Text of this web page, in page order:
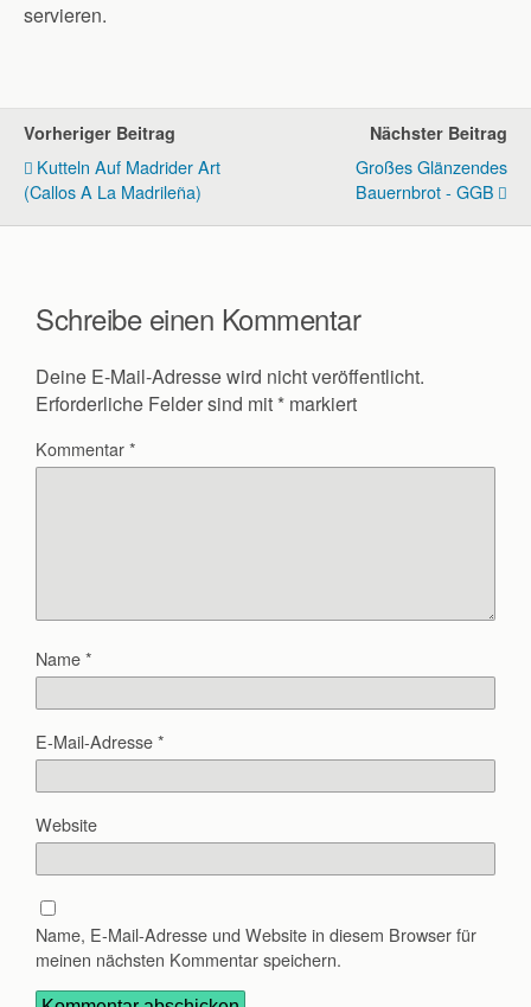
servieren.
Vorheriger Beitrag
Kutteln Auf Madrider Art
(Callos A La Madrileña)
Nächster Beitrag
Großes Glänzendes
Bauernbrot - GGB
Schreibe einen Kommentar
Deine E-Mail-Adresse wird nicht veröffentlicht.
Erforderliche Felder sind mit * markiert
Kommentar*
Name*
E-Mail-Adresse*
Website
Name, E-Mail-Adresse und Website in diesem Browser für
meinen nächsten Kommentar speichern.